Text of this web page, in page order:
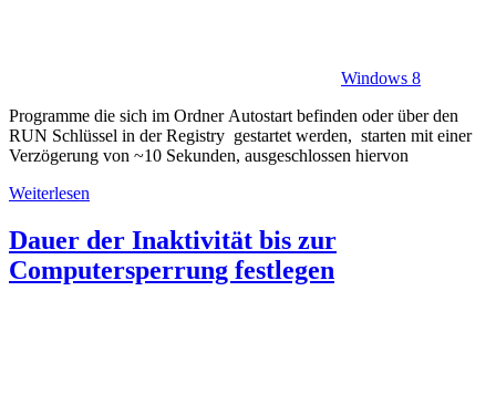
Windows 8
Programme die sich im Ordner Autostart befinden oder über den
RUN Schlüssel in der Registry gestartet werden, starten mit einer
Verzögerung von ~10 Sekunden, ausgeschlossen hiervon
Weiterlesen
Dauer der Inaktivität bis zur
Computersperrung festlegen